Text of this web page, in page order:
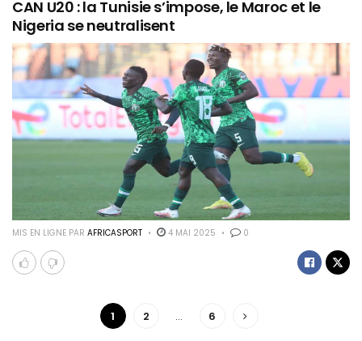
CAN U20 : la Tunisie s’impose, le Maroc et le
Nigeria se neutralisent
MIS EN LIGNE PAR AFRICASPORT 4 MAI 2025 0
1 2 … 6